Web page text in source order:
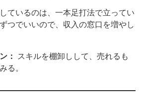
ているのは、一本足打法で立ってい
つでいいので、収入の窓口を増やし
：
スキルを棚卸しして、売れるも
る。